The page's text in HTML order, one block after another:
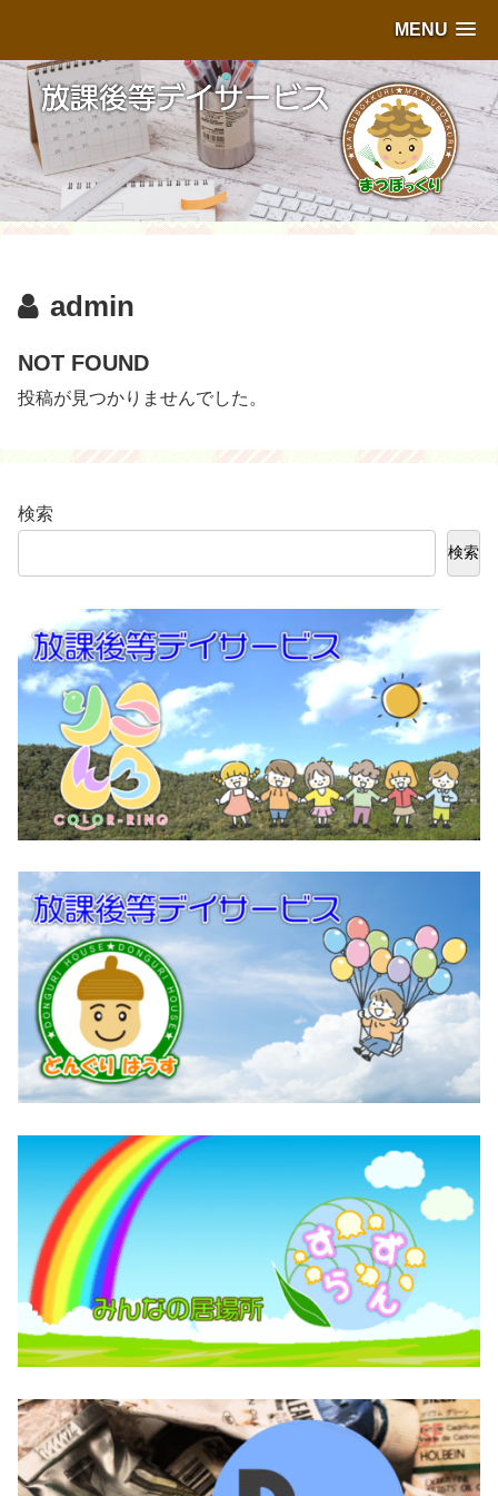
MENU
admin
NOT FOUND
投稿が見つかりませんでした。
検索
検索